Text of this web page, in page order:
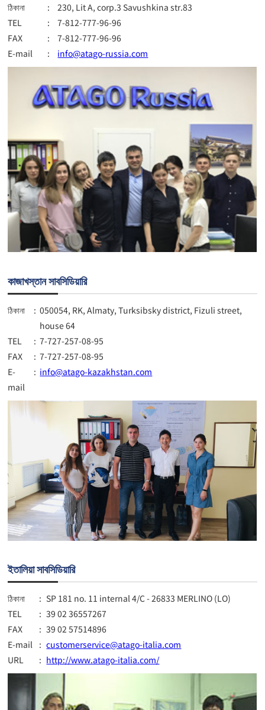
ঠিকানা :
230, Lit A, corp.3 Savushkina str.83
TEL
:
7-812-777-96-96
FAX
:
7-812-777-96-96
E-mail
: info@atago-russia.com
কাজাখস্তান সাবসিডিয়ারি
ঠিকানা :050054, RK, Almaty, Turksibsky district, Fizuli street,
house 64
TEL
:7-727-257-08-95
FAX
:7-727-257-08-95
E-
mail
: info@atago-kazakhstan.com
ইতালিয়া সাবসিডিয়ারি
ঠিকানা : SP 181 no. 11 internal 4/C - 26833 MERLINO (LO)
TEL
: 39 02 36557267
FAX
: 39 02 57514896
E-mail
: customerservice@atago-italia.com
URL
: http://www.atago-italia.com/